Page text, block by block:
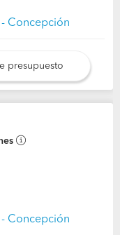
Concepción
presupuesto
Concepción